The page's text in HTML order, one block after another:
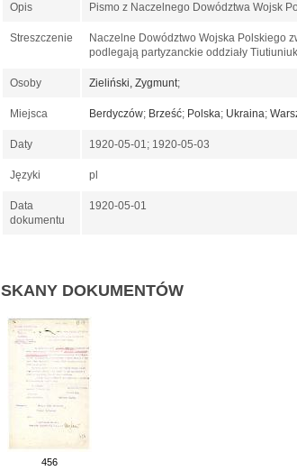
Opis Pismo z Naczelnego Dowództwa Wojsk
Streszczenie
Naczelne Dowództwo Wojska Polskiego
podlegają partyzanckie oddziały
Osoby Zieliński, Zygmunt;
Miejsca Berdyczów; Brześć; Polska; Ukraina;
Daty 1920-05-01; 1920-05-03
Języki pl
Data
dokumentu
1920-05-01
SKANY DOKUMENTÓW
456